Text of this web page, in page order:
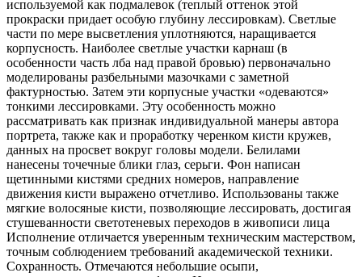
используемой как подмалевок (теплый оттенок этой
прокраски придает особую глубину лессировкам). Светлые
части по мере высветления уплотняются, наращивается
корпусность. Наиболее светлые участки карнаш (в
особенности часть лба над правой бровью) первоначально
моделированы разбельными мазочками с заметной
фактурностью. Затем эти корпусные участки «одеваются»
тонкими лессировками. Эту особенность можно
рассматривать как признак индивидуальной манеры автора
портрета, также как и проработку черенком кисти кружев,
данных на просвет вокруг головы модели. Белилами
нанесены точечные блики глаз, серьги. Фон написан
щетинными кистями средних номеров, направление
движения кисти выражено отчетливо. Использованы также
мягкие волосяные кисти, позволяющие лессировать, достигая
стушеванности светотеневых переходов в живописи лица
Исполнение отличается уверенным техническим мастерством,
точным соблюдением требований академической техники.
Сохранность. Отмечаются небольшие осыпи,